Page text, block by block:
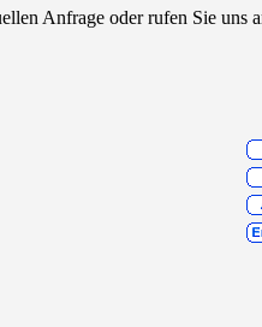
Anfrage oder rufen Sie uns